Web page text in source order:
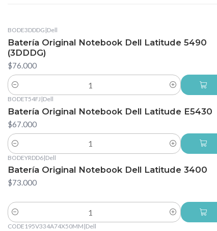
BODE3DDDG |Dell
Batería Original Notebook Dell Latitude 5490
(3DDDG)
$76.000
Cantidad
BODET54FJ |Dell
Batería Original Notebook Dell Latitude E5430
$67.000
Cantidad
BODEYRDD6|Dell
Batería Original Notebook Dell Latitude 3400
$73.000
Cantidad
CODE195V334A74X50MM |Dell